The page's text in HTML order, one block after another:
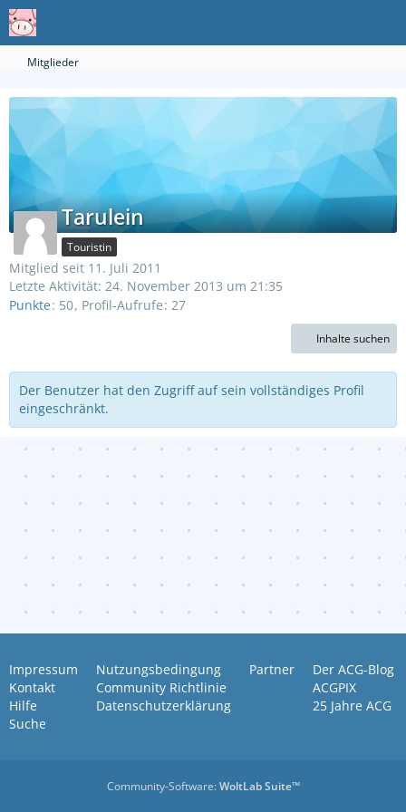
Mitglieder
Tarulein
Touristin
Mitglied seit 11. Juli 2011
Letzte Aktivität: 24. November 2013 um 21:35
Punkte 50 Profil-Aufrufe 27
Inhalte suchen
Der Benutzer hat den Zugriff auf sein vollständiges Profil
eingeschränkt.
Impressum
Kontakt
Hilfe
Suche
Nutzungsbedingung
Community Richtlinie
Datenschutzerklärung
Partner
Der ACG-Blog
ACGPIX
25 Jahre ACG
Community-Software:WoltLab Suite™